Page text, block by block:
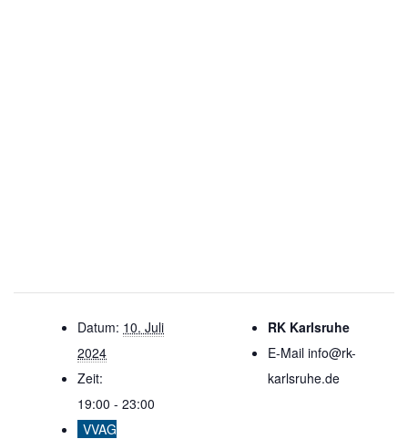
Datum: 10. Juli
2024
Zeit:
19:00 - 23:00
VVAG
RK Karlsruhe
E-Mail info@rk-
karlsruhe.de